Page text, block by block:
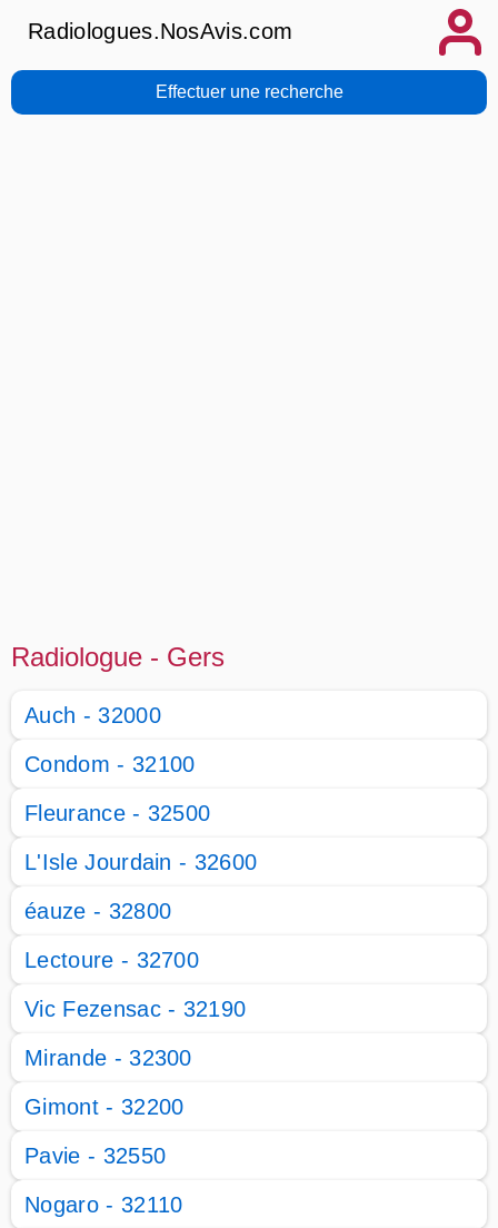
Radiologues.NosAvis.com
Effectuer une recherche
Radiologue - Gers
Auch - 32000
Condom - 32100
Fleurance - 32500
L'Isle Jourdain - 32600
éauze - 32800
Lectoure - 32700
Vic Fezensac - 32190
Mirande - 32300
Gimont - 32200
Pavie - 32550
Nogaro - 32110